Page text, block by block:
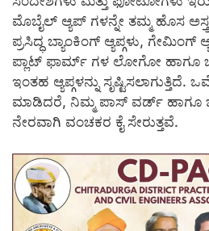
ಮೊಬೈಲ್ ಆ್ಯಪ್ ಗಳನ್ನೇ ತಮ್ಮ ಹೊಸ
ಪ್ರಸಿದ್ಧ ಬ್ಯಾಂಕಿಂಗ್ ಆ್ಯಪ್ಗಳು, ಗೇಮಿಂಗ್
ಪ್ಲಾಟ್ ಫಾರ್ಮ್ ಗಳ ಲೋಗೋ ಹಾಗೂ
ಇಂತಹ ಆ್ಯಪ್ಗಳನ್ನು ಸೃಷ್ಟಿಸಲಾಗುತ್ತಿದೆ.
ಮಾಡಿದರೆ, ನಿಮ್ಮ ಪಾಸ್ ವರ್ಡ್ ಹಾಗೂ
ನೇರವಾಗಿ ವಂಚಕರ ಕೈ ಸೇರುತ್ತವೆ.